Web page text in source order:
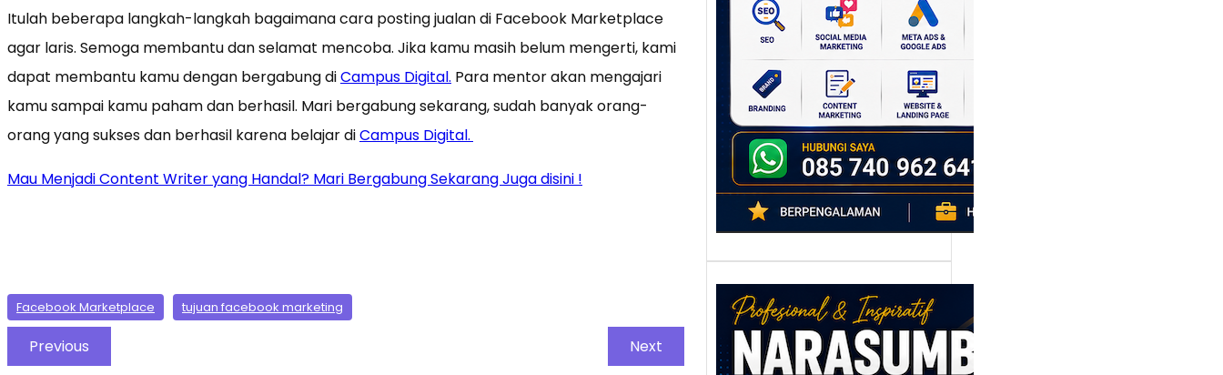
Itulah beberapa langkah-langkah bagaimana cara posting jualan di Facebook Marketplace
agar laris. Semoga membantu dan selamat mencoba. Jika kamu masih belum mengerti, kami
dapat membantu kamu dengan bergabung diCampus Digital. Para mentor akan mengajari
kamu sampai kamu paham dan berhasil. Mari bergabung sekarang, sudah banyak orang-
orang yang sukses dan berhasil karena belajar diCampus Digital.
Mau Menjadi Content Writer yang Handal? Mari Bergabung Sekarang Juga disini !
Facebook Marketplace tujuan facebook marketing
Previous Next
Setiap daerah memiliki
potensi ekonomi yang
berbeda, dan Klaten
adalah…